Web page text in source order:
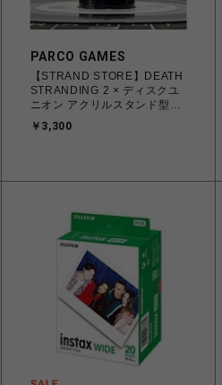
PARCO GAMES
【STRAND STORE】DEATH
STRANDING 2 × ディスクユ
ニオン アクリルスタンド型EP
￥3,300